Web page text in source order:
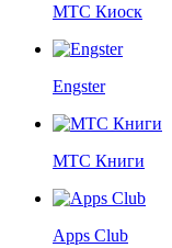
МТС Киоск
Engster
МТС Книги
Apps Club